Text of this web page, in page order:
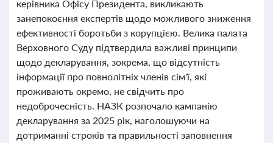
керівника Офісу Президента, викликають
занепокоєння експертів щодо можливого зниження
ефективності боротьби з корупцією. Велика палата
Верховного Суду підтвердила важливі принципи
щодо декларування, зокрема, що відсутність
інформації про повнолітніх членів сім'ї, які
проживають окремо, не свідчить про
недоброчесність. НАЗК розпочало кампанію
декларування за 2025 рік, наголошуючи на
дотриманні строків та правильності заповнення